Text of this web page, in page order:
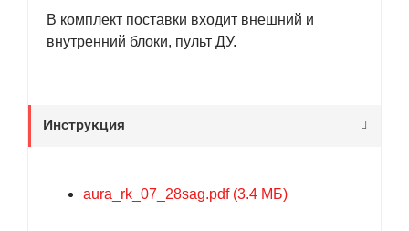
В комплект поставки входит внешний и
внутренний блоки, пульт ДУ.
Инструкция
aura_rk_07_28sag.pdf (3.4 МБ)